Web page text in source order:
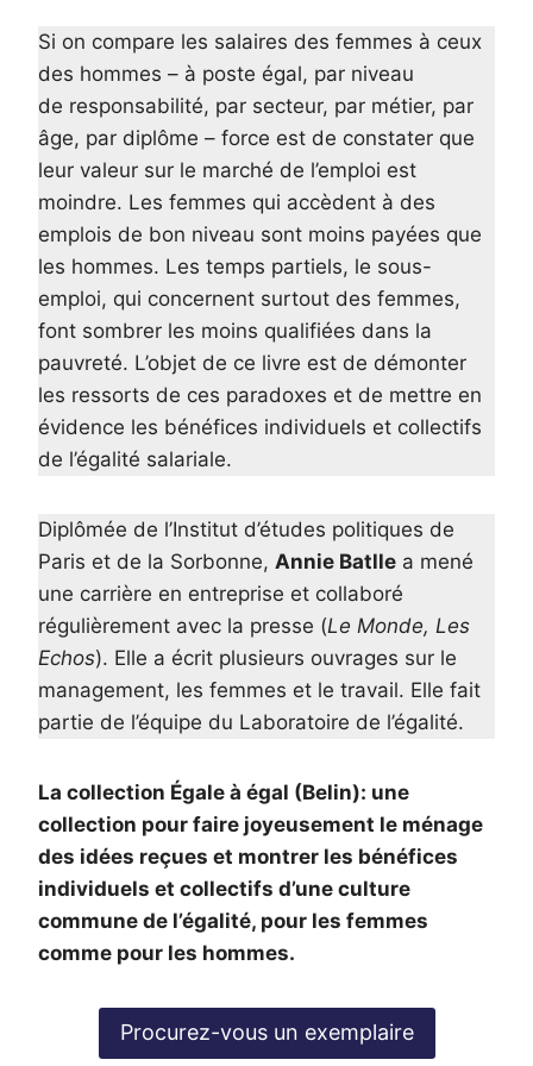
Si on compare les salaires des femmes à ceux
des hommes – à poste égal, par niveau
de responsabilité, par secteur, par métier, par
âge, par diplôme – force est de constater que
leur valeur sur le marché de l’emploi est
moindre. Les femmes qui accèdent à des
emplois de bon niveau sont moins payées que
les hommes. Les temps partiels, le sous-
emploi, qui concernent surtout des femmes,
font sombrer les moins qualifiées dans la
pauvreté. L’objet de ce livre est de démonter
les ressorts de ces paradoxes et de mettre en
évidence les bénéfices individuels et collectifs
de l’égalité salariale.
Diplômée de l’Institut d’études politiques de
Paris et de la Sorbonne, Annie Batlle a mené
une carrière en entreprise et collaboré
régulièrement avec la presse (Le Monde, Les
Echos). Elle a écrit plusieurs ouvrages sur le
management, les femmes et le travail. Elle fait
partie de l’équipe du Laboratoire de l’égalité.
La collection Égale à égal (Belin): une
collection pour faire joyeusement le ménage
des idées reçues et montrer les bénéfices
individuels et collectifs d’une culture
commune de l’égalité, pour les femmes
comme pour les hommes.
Procurez-vous un exemplaire